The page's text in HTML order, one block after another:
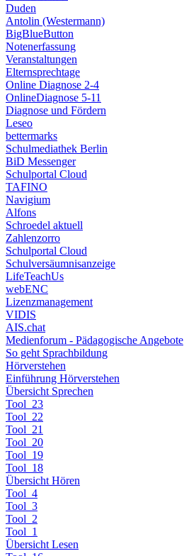
Duden
Antolin (Westermann)
BigBlueButton
Notenerfassung
Veranstaltungen
Elternsprechtage
Online Diagnose 2-4
OnlineDiagnose 5-11
Diagnose und Fördern
Leseo
bettermarks
Schulmediathek Berlin
BiD Messenger
Schulportal Cloud
TAFINO
Navigium
Alfons
Schroedel aktuell
Zahlenzorro
Schulportal Cloud
Schulversäumnisanzeige
LifeTeachUs
webENC
Lizenzmanagement
VIDIS
AIS.chat
Medienforum - Pädagogische Angebote
So geht Sprachbildung
Hörverstehen
Einführung Hörverstehen
Übersicht Sprechen
Tool_23
Tool_22
Tool_21
Tool_20
Tool_19
Tool_18
Übersicht Hören
Tool_4
Tool_3
Tool_2
Tool_1
Übersicht Lesen